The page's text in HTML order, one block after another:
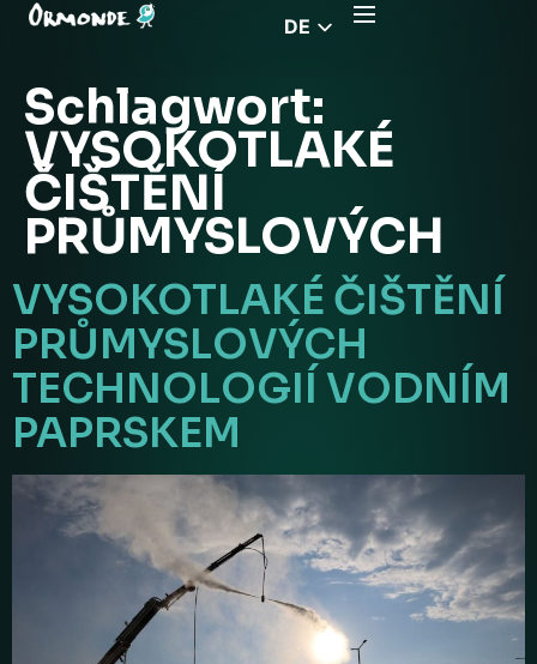
DE
CZ
PL
RS
EL
Schlagwort:
VYSOKOTLAKÉ
ČIŠTĚNÍ
PRŮMYSLOVÝCH
VYSOKOTLAKÉ ČIŠTĚNÍ
PRŮMYSLOVÝCH
TECHNOLOGIÍ VODNÍM
PAPRSKEM